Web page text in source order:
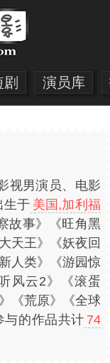
剧 演员库
视男演员、电影
生于 美国,加利福
故事》《旺角黑
天王》《妖夜回
人类》《游园惊
风云2》《滚蛋
《荒原》《全球
与的作品共计 74